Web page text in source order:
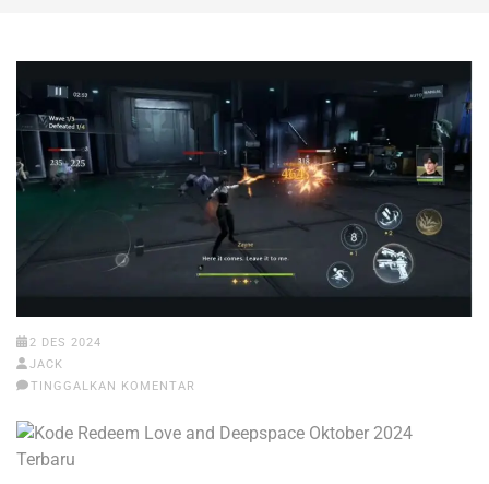
2 DES 2024
JACK
TINGGALKAN KOMENTAR